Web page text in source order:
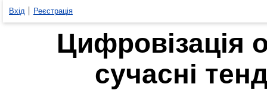
Вхід Реєстрація
Цифровізація
сучасні